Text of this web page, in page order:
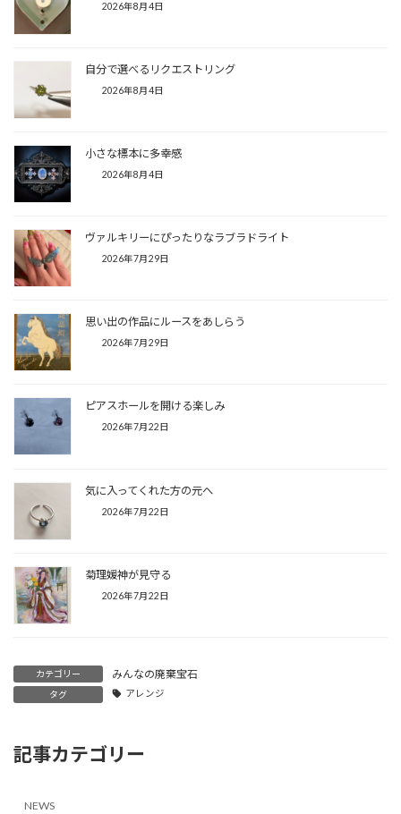
2026年8月4日
自分で選べるリクエストリング
2026年8月4日
小さな標本に多幸感
2026年8月4日
ヴァルキリーにぴったりなラブラドライト
2026年7月29日
思い出の作品にルースをあしらう
2026年7月29日
ピアスホールを開ける楽しみ
2026年7月22日
気に入ってくれた方の元へ
2026年7月22日
菊理媛神が見守る
2026年7月22日
カテゴリー みんなの廃棄宝石
タグ アレンジ
記事カテゴリー
NEWS